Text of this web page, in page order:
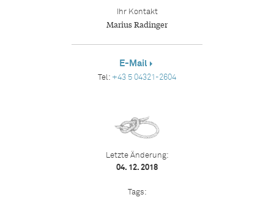
Ihr Kontakt
Marius Radinger
E-Mail
Tel: +43 5 04321-2604
Letzte Änderung:
04. 12. 2018
Tags: